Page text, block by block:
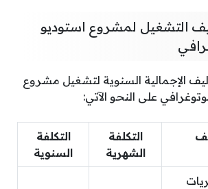
التشغيل لمشروع استوديو
الإجمالية السنوية لتشغيل مشروع
على النحو الآتي:
التكلفة
الشهرية
التكلفة
السنوية